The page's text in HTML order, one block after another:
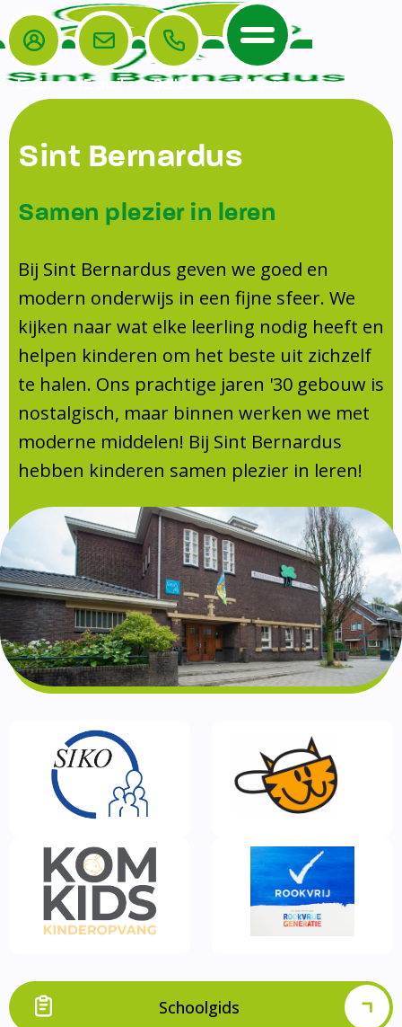
Home
De School
Veiligheidsplan
Onderwijs
Leerlingenraad
Leerlingenzorg
Doorstroomtoets
Jeugdprofessional op school
Centrum Jeugd en Gezin
Schoollogopedie
schoolondersteuningsprofiel
Schooltijden
Absentie
Vakanties
Aanmelden
Schoolgids
Gezonde school
Kinderopvang
BSO
Routebeschrijving
Privacy
Het Team
Ouders
Ouders
Tussenschoolse opvang
Activiteitencommissie (AC)
Medezeggenschapsraad (MR)
Formulieren
Klachtenregeling
Contact
Login E-mail Bellen Menu
Sint Bernardus
Samen plezier in leren
Bij Sint Bernardus geven we goed en
modern onderwijs in een fijne sfeer. We
kijken naar wat elke leerling nodig heeft en
helpen kinderen om het beste uit zichzelf
te halen. Ons prachtige jaren '30 gebouw is
nostalgisch, maar binnen werken we met
moderne middelen! Bij Sint Bernardus
hebben kinderen samen plezier in leren!
Schoolgids